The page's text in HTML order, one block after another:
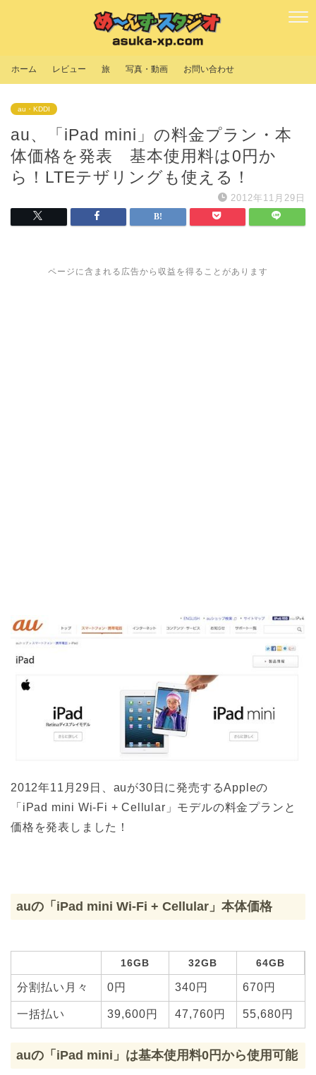
ホーム レビュー 旅 写真・動画 お問い合わせ
au・KDDI
au、「iPad mini」の料金プラン・本
体価格を発表 基本使用料は0円か
ら！LTEテザリングも使える！
2012年11月29日
ページに含まれる広告から収益を得ることがあります
2012年11月29日、auが30日に発売するAppleの
「iPad mini Wi-Fi + Cellular」モデルの料金プランと
価格を発表しました！
auの「iPad mini Wi-Fi + Cellular」本体価格
16GB 32GB 64GB
分割払い月々 0円 340円 670円
一括払い 39,600円 47,760円 55,680円
auの「iPad mini」は基本使用料0円から使用可能